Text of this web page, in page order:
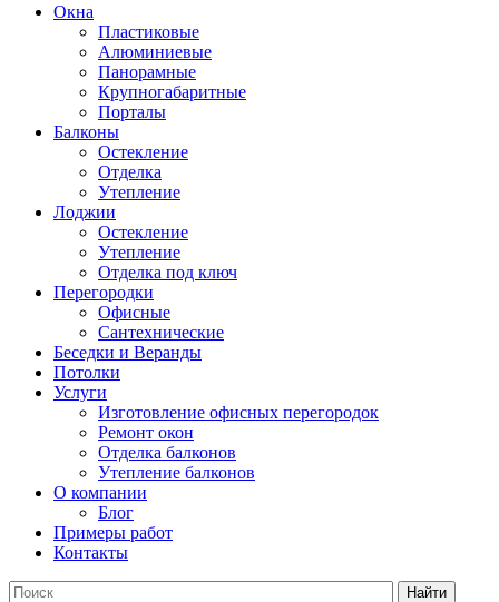
Окна
Пластиковые
Алюминиевые
Панорамные
Крупногабаритные
Порталы
Балконы
Остекление
Отделка
Утепление
Лоджии
Остекление
Утепление
Отделка под ключ
Перегородки
Офисные
Сантехнические
Беседки и Веранды
Потолки
Услуги
Изготовление офисных перегородок
Ремонт окон
Отделка балконов
Утепление балконов
О компании
Блог
Примеры работ
Контакты
Найти